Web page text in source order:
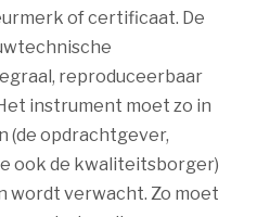
of certificaat. De
reproduceerbaar
instrument moet zo in
(de opdrachtgever,
ook de kwaliteitsborger)
wordt verwacht. Zo moet